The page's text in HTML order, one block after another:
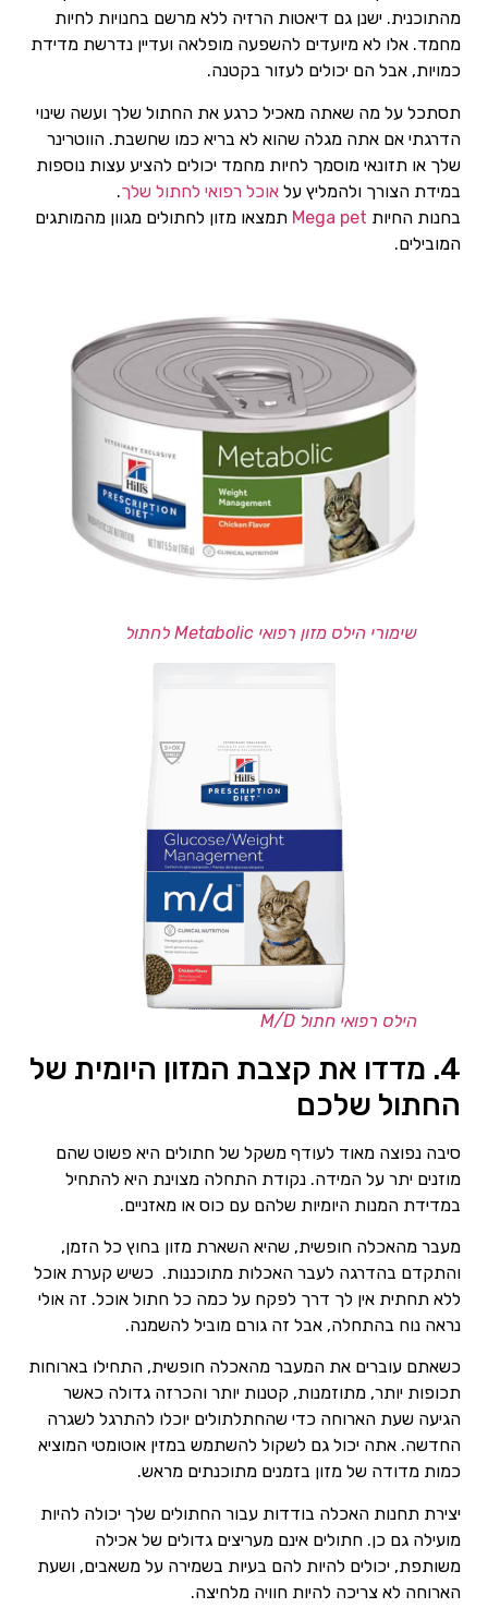
מהתוכנית. ישנן גם דיאטות הרזיה ללא מרשם בחנויות לחיות
מחמד. אלו לא מיועדים להשפעה מופלאה ועדיין נדרשת מדידת
כמויות, אבל הם יכולים לעזור בקטנה.
תסתכל על מה שאתה מאכיל כרגע את החתול שלך ועשה שינוי
הדרגתי אם אתה מגלה שהוא לא בריא כמו שחשבת. הווטרינר
שלך או תזונאי מוסמך לחיות מחמד יכולים להציע עצות נוספות
במידת הצורך ולהמליץ על אוכל רפואי לחתול שלך.
בחנות החיות Mega pet תמצאו מזון לחתולים מגוון מהמותגים
המובילים.
שימורי הילס מזון רפואי Metabolic לחתול
הילס רפואי חתול M/D
4. מדדו את קצבת המזון היומית של
החתול שלכם
סיבה נפוצה מאוד לעודף משקל של חתולים היא פשוט שהם
מוזנים יתר על המידה. נקודת התחלה מצוינת היא להתחיל
במדידת המנות היומיות שלהם עם כוס או מאזניים.
מעבר מהאכלה חופשית, שהיא השארת מזון בחוץ כל הזמן,
והתקדם בהדרגה לעבר האכלות מתוכננות. כשיש קערת אוכל
ללא תחתית אין לך דרך לפקח על כמה כל חתול אוכל. זה אולי
נראה נוח בהתחלה, אבל זה גורם מוביל להשמנה.
כשאתם עוברים את המעבר מהאכלה חופשית, התחילו בארוחות
תכופות יותר, מתוזמנות, קטנות יותר והכרזה גדולה כאשר
הגיעה שעת הארוחה כדי שהחתלתולים יוכלו להתרגל לשגרה
החדשה. אתה יכול גם לשקול להשתמש במזין אוטומטי המוציא
כמות מדודה של מזון בזמנים מתוכנתים מראש.
יצירת תחנות האכלה בודדות עבור החתולים שלך יכולה להיות
מועילה גם כן. חתולים אינם מעריצים גדולים של אכילה
משותפת, יכולים להיות להם בעיות בשמירה על משאבים, ושעת
הארוחה לא צריכה להיות חוויה מלחיצה.